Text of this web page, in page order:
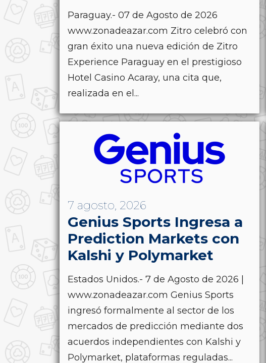
Paraguay.- 07 de Agosto de 2026
www.zonadeazar.com Zitro celebró con
gran éxito una nueva edición de Zitro
Experience Paraguay en el prestigioso
Hotel Casino Acaray, una cita que,
realizada en el...
7 agosto, 2026
Genius Sports Ingresa a
Prediction Markets con
Kalshi y Polymarket
Estados Unidos.- 7 de Agosto de 2026 |
www.zonadeazar.com Genius Sports
ingresó formalmente al sector de los
mercados de predicción mediante dos
acuerdos independientes con Kalshi y
Polymarket, plataformas reguladas...